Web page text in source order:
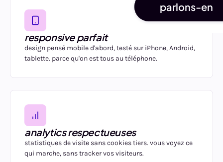
parlons-en
responsive parfait
design pensé mobile d'abord, testé sur iPhone, Android,
tablette. parce qu'on est tous au téléphone.
analytics respectueuses
statistiques de visite sans cookies tiers. vous voyez ce
qui marche, sans tracker vos visiteurs.